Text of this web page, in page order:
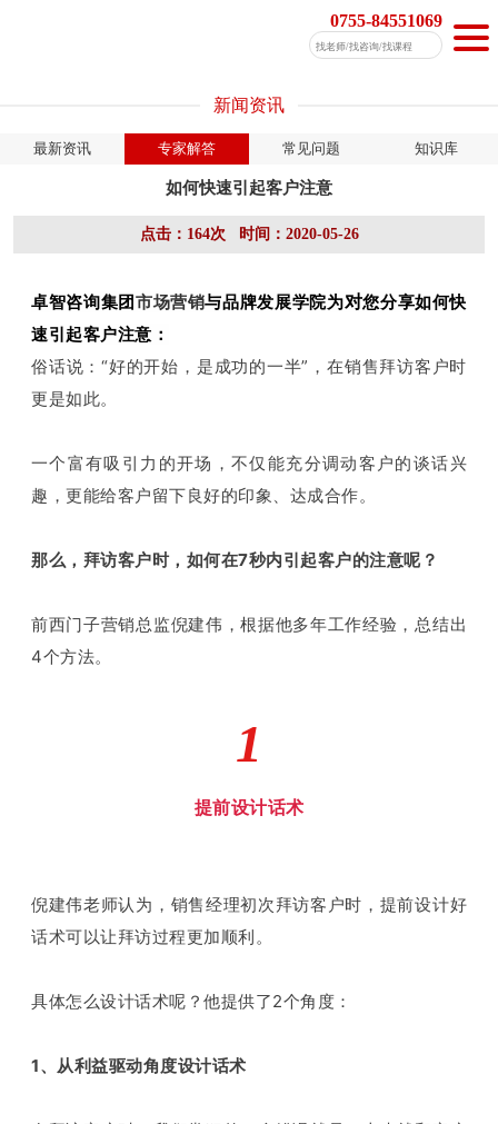
0755-84551069
新闻资讯
最新资讯 专家解答 常见问题 知识库
如何快速引起客户注意
点击：164次 时间：2020-05-26
卓智咨询集团市场营销与品牌发展学院为对您分享如何快
速引起客户注意：
俗话说：“好的开始，是成功的一半”，在销售拜访客户时
更是如此。
一个富有吸引力的开场，不仅能充分调动客户的谈话兴
趣，更能给客户留下良好的印象、达成合作。
那么，拜访客户时，如何在7秒内引起客户的注意呢？
前西门子营销总监倪建伟，根据他多年工作经验，总结出
4个方法。
1
提前设计话术
倪建伟老师认为，销售经理初次拜访客户时，提前设计好
话术可以让拜访过程更加顺利。
具体怎么设计话术呢？他提供了2个角度：
1、从利益驱动角度设计话术